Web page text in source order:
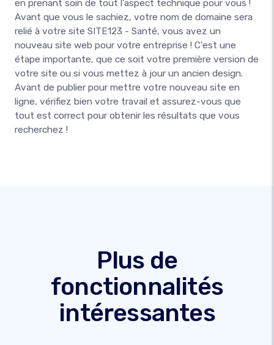
en prenant soin de tout l'aspect technique pour vous !
Avant que vous le sachiez, votre nom de domaine sera
relié à votre site SITE123 - Santé, vous avez un
nouveau site web pour votre entreprise ! C'est une
étape importante, que ce soit votre première version de
votre site ou si vous mettez à jour un ancien design.
Avant de publier pour mettre votre nouveau site en
ligne, vérifiez bien votre travail et assurez-vous que
tout est correct pour obtenir les résultats que vous
recherchez !
Plus de
fonctionnalités
intéressantes